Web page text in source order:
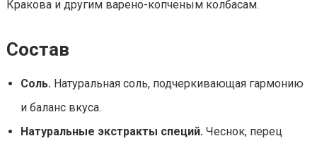
Кракова и другим варено-копченым колбасам.
Состав
Соль. Натуральная соль, подчеркивающая гармонию
и баланс вкуса.
Натуральные экстракты специй. Чеснок, перец